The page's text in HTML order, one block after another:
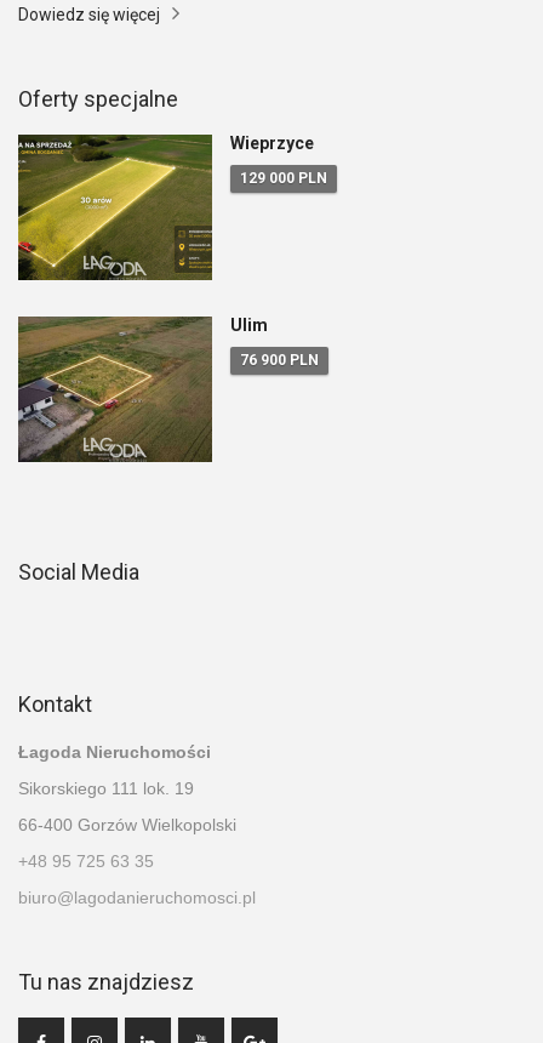
Dowiedz się więcej
Oferty specjalne
Wieprzyce
129 000 PLN
Ulim
76 900 PLN
Social Media
Kontakt
Łagoda Nieruchomości
Sikorskiego 111 lok. 19
66-400 Gorzów Wielkopolski
+48 95 725 63 35
biuro@lagodanieruchomosci.pl
Tu nas znajdziesz